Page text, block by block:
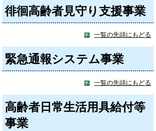
徘徊高齢者見守り支援事業
一覧の先頭にもどる
緊急通報システム事業
一覧の先頭にもどる
高齢者日常生活用具給付等
事業